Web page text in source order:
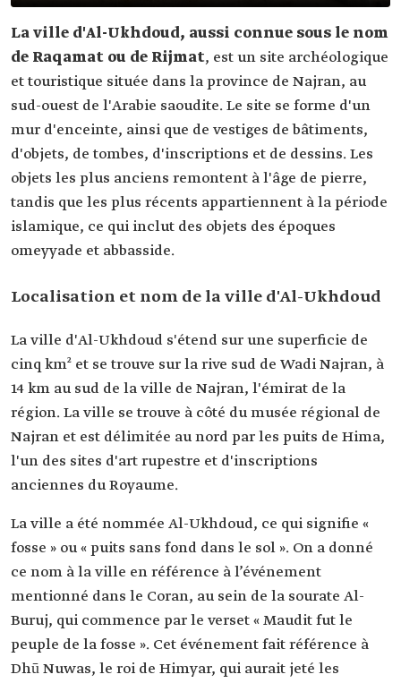
La ville d'Al-Ukhdoud, aussi connue sous le nom
de Raqamat ou de Rijmat, est un site archéologique
et touristique située dans la province de Najran, au
sud-ouest de l'Arabie saoudite. Le site se forme d'un
mur d'enceinte, ainsi que de vestiges de bâtiments,
d'objets, de tombes, d'inscriptions et de dessins. Les
objets les plus anciens remontent à l'âge de pierre,
tandis que les plus récents appartiennent à la période
islamique, ce qui inclut des objets des époques
omeyyade et abbasside.
Localisation et nom de la ville d'Al-Ukhdoud
La ville d'Al-Ukhdoud s'étend sur une superficie de
cinq km² et se trouve sur la rive sud de Wadi Najran, à
14 km au sud de la ville de Najran, l'émirat de la
région. La ville se trouve à côté du musée régional de
Najran et est délimitée au nord par les puits de Hima,
l'un des sites d'art rupestre et d'inscriptions
anciennes du Royaume.
La ville a été nommée Al-Ukhdoud, ce qui signifie «
fosse » ou « puits sans fond dans le sol ». On a donné
ce nom à la ville en référence à l’événement
mentionné dans le Coran, au sein de la sourate Al-
Buruj, qui commence par le verset « Maudit fut le
peuple de la fosse ». Cet événement fait référence à
Dhū Nuwas, le roi de Himyar, qui aurait jeté les